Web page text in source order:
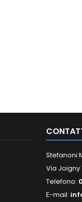
Stefanoni
Via Joigny
Telefono:
E-mail: